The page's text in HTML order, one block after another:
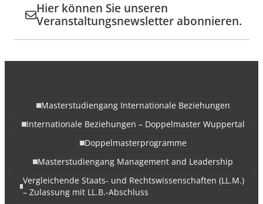
Hier können Sie unseren
Veranstaltungsnewsletter abonnieren.
Masterstudiengang Internationale Beziehungen
Internationale Beziehungen – Doppelmaster Wuppertal
Doppelmasterprogramme
Masterstudiengang Management and Leadership
Vergleichende Staats- und Rechtswissenschaften (LL.M.)
– Zulassung mit LL.B.-Abschluss